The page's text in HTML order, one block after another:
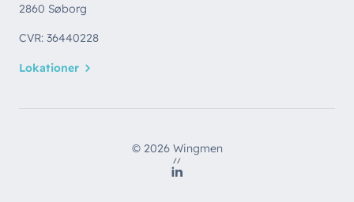
2860 Søborg
CVR: 36440228
Lokationer
© 2026 Wingmen
//